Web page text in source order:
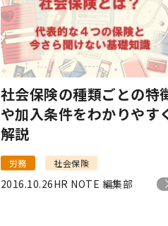
社会保険の種類ごとの特
や加入条件をわかりやす
解説
労務 社会保険
2016.10.26HR NOTE 編集部